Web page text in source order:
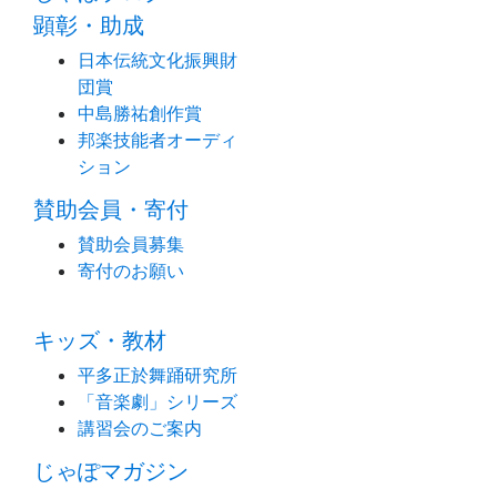
顕彰・助成
日本伝統文化振興財
団賞
中島勝祐創作賞
邦楽技能者オーディ
ション
賛助会員・寄付
賛助会員募集
寄付のお願い
キッズ・教材
平多正於舞踊研究所
「音楽劇」シリーズ
講習会のご案内
じゃぽマガジン